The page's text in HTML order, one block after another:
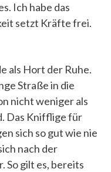
Ich habe das
setzt Kräfte frei.
als Hort der Ruhe.
Straße in die
nicht weniger als
Das Knifflige für
sich so gut wie nie
nach der
So gilt es, bereits